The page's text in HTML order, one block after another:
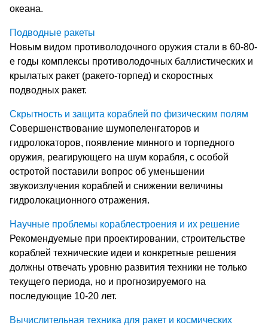
океана.
Подводные ракеты
Новым видом противолодочного оружия стали в 60-80-
е годы комплексы противолодочных баллистических и
крылатых ракет (ракето-торпед) и скоростных
подводных ракет.
Скрытность и защита кораблей по физическим полям
Совершенствование шумопеленгаторов и
гидролокаторов, появление минного и торпедного
оружия, реагирующего на шум корабля, с особой
остротой поставили вопрос об уменьшении
звукоизлучения кораблей и снижении величины
гидролокационного отражения.
Научные проблемы кораблестроения и их решение
Рекомендуемые при проектировании, строительстве
кораблей технические идеи и конкретные решения
должны отвечать уровню развития техники не только
текущего периода, но и прогнозируемого на
последующие 10-20 лет.
Вычислительная техника для ракет и космических